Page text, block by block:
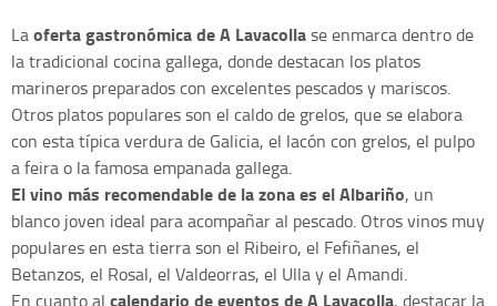
Laoferta gastronómica de A Lavacollase enmarca dentro de
la tradicional cocina gallega, donde destacan los platos
marineros preparados con excelentes pescados y mariscos.
Otros platos populares son el caldo de grelos, que se elabora
con esta típica verdura de Galicia, el lacón con grelos, el pulpo
a feira o la famosa empanada gallega.
El vino más recomendable de la zona es el Albariño, un
blanco joven ideal para acompañar al pescado. Otros vinos muy
populares en esta tierra son el Ribeiro, el Fefiñanes, el
Betanzos, el Rosal, el Valdeorras, el Ulla y el Amandi.
En cuanto al calendario de eventos de A Lavacolla, destacar la